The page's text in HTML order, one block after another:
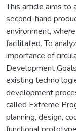
This article aims to
second-hand
environment,
facilitated. To
importance of
Development
existing techno
development
called Extreme
planning, design,